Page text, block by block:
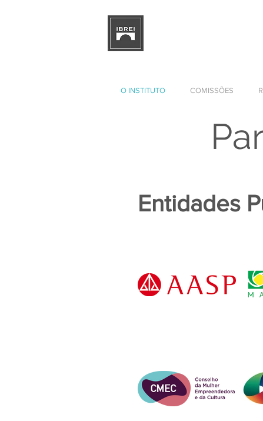
O INSTITUTO COMISSÕES
Entidades